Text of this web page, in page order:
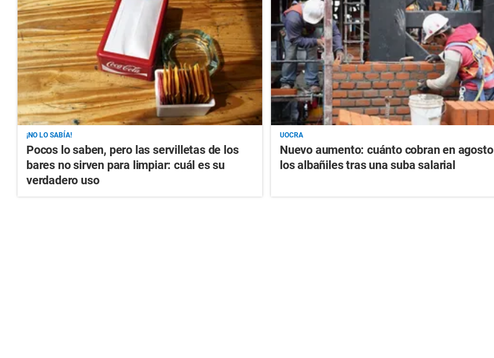
¡NO LO SABÍA!
Pocos lo saben, pero las servilletas de los
bares no sirven para limpiar: cuál es su
verdadero uso
UOCRA
Nuevo aumento: cuánto cobran en agosto
los albañiles tras una suba salarial